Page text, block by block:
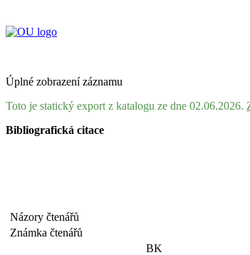
Úplné zobrazení záznamu
Toto je statický export z katalogu ze dne 02.06.2026.
Bibliografická citace
Názory čtenářů
Známka čtenářů
BK